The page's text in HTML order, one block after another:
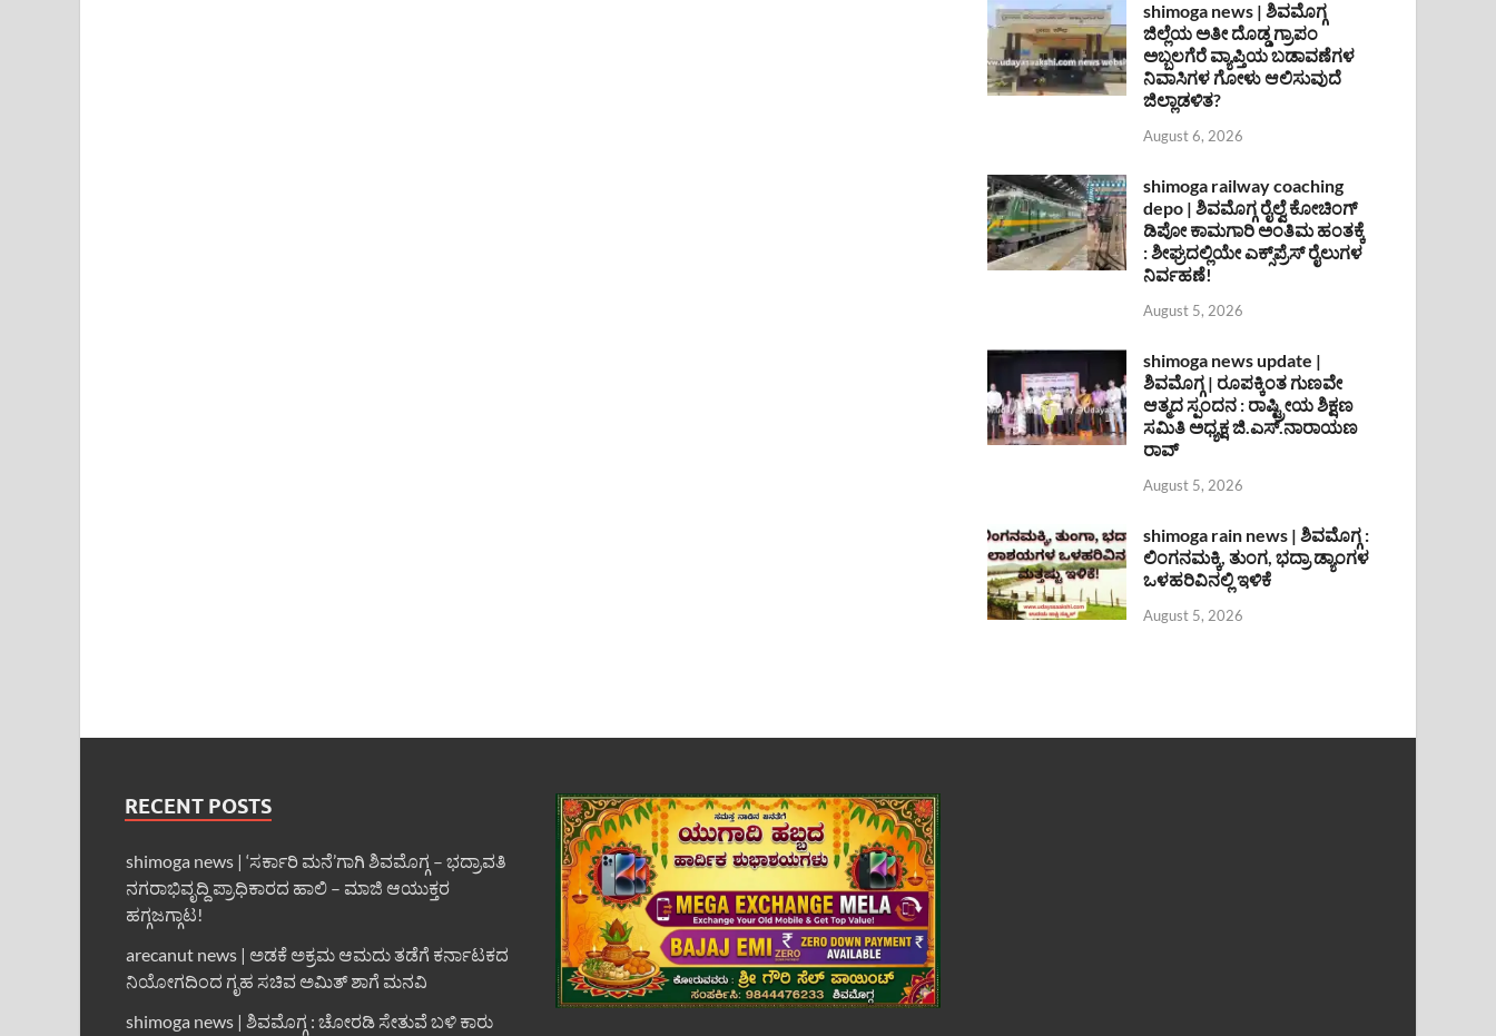
shimoga news | ಶಿವಮೊಗ್ಗ
ಜಿಲ್ಲೆಯ ಅತೀ ದೊಡ್ಡ ಗ್ರಾಪಂ
ಅಬ್ಬಲಗೆರೆ ವ್ಯಾಪ್ತಿಯ ಬಡಾವಣೆಗಳ
ನಿವಾಸಿಗಳ ಗೋಳು ಆಲಿಸುವುದೆ
ಜಿಲ್ಲಾಡಳಿತ?
August 6, 2026
shimoga railway coaching
depo | ಶಿವಮೊಗ್ಗ ರೈಲ್ವೆ ಕೋಚಿಂಗ್
ಡಿಪೋ ಕಾಮಗಾರಿ ಅಂತಿಮ ಹಂತಕ್ಕೆ
: ಶೀಘ್ರದಲ್ಲಿಯೇ ಎಕ್ಸ್‌ಪ್ರೆಸ್ ರೈಲುಗಳ
ನಿರ್ವಹಣೆ!
August 5, 2026
shimoga news update |
ಶಿವಮೊಗ್ಗ | ರೂಪಕ್ಕಿಂತ ಗುಣವೇ
ಆತ್ಮದ ಸ್ಪಂದನ : ರಾಷ್ಟ್ರೀಯ ಶಿಕ್ಷಣ
ಸಮಿತಿ ಅಧ್ಯಕ್ಷ ಜಿ.ಎಸ್.ನಾರಾಯಣ
ರಾವ್
August 5, 2026
shimoga rain news | ಶಿವಮೊಗ್ಗ :
ಲಿಂಗನಮಕ್ಕಿ, ತುಂಗ, ಭದ್ರಾ ಡ್ಯಾಂಗಳ
ಒಳಹರಿವಿನಲ್ಲಿ ಇಳಿಕೆ
August 5, 2026
RECENT POSTS
shimoga news | ‘ಸರ್ಕಾರಿ ಮನೆ’ಗಾಗಿ ಶಿವಮೊಗ್ಗ – ಭದ್ರಾವತಿ
ನಗರಾಭಿವೃದ್ದಿ ಪ್ರಾಧಿಕಾರದ ಹಾಲಿ – ಮಾಜಿ ಆಯುಕ್ತರ
ಹಗ್ಗಜಗ್ಗಾಟ!
arecanut news | ಅಡಕೆ ಅಕ್ರಮ ಆಮದು ತಡೆಗೆ ಕರ್ನಾಟಕದ
ನಿಯೋಗದಿಂದ ಗೃಹ ಸಚಿವ ಅಮಿತ್ ಶಾಗೆ ಮನವಿ
shimoga news | ಶಿವಮೊಗ್ಗ : ಚೋರಡಿ ಸೇತುವೆ ಬಳಿ ಕಾರು